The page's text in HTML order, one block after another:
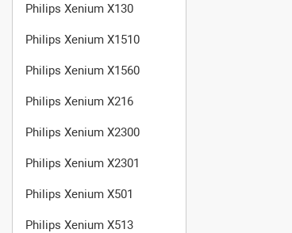
Philips Xenium X130
Philips Xenium X1510
Philips Xenium X1560
Philips Xenium X216
Philips Xenium X2300
Philips Xenium X2301
Philips Xenium X501
Philips Xenium X513